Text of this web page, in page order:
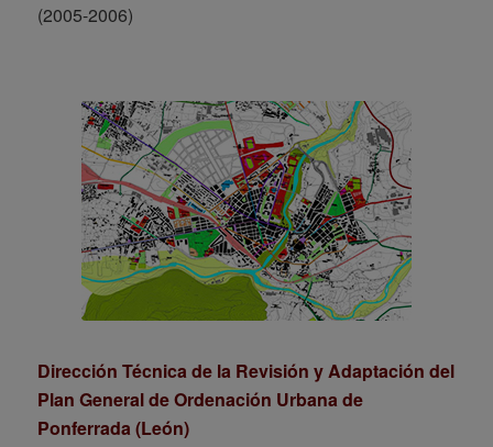
(2005-2006)
Dirección Técnica de la Revisión y Adaptación del
Plan General de Ordenación Urbana de
Ponferrada (León)